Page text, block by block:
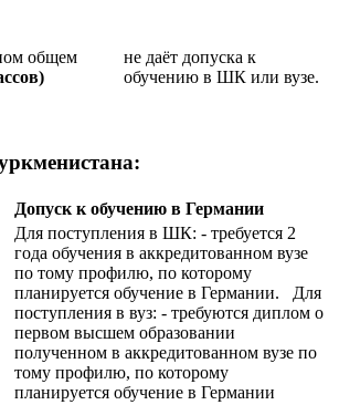
общем
не даёт допуска к
обучению в ШК или вузе.
Допуск к обучению в Германии
Для поступления в ШК: - требуется 2
года обучения в аккредитованном вузе
по тому профилю, по которому
планируется обучение в Германии. Для
поступления в вуз: - требуются диплом о
первом высшем образовании
полученном в аккредитованном вузе по
тому профилю, по которому
планируется обучение в Германии